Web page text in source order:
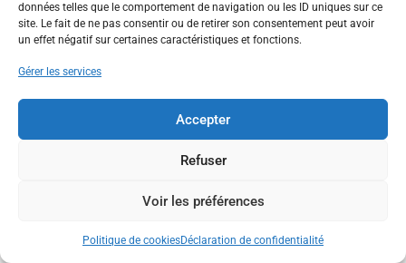
données telles que le comportement de navigation ou les ID uniques sur ce
site. Le fait de ne pas consentir ou de retirer son consentement peut avoir
un effet négatif sur certaines caractéristiques et fonctions.
Gérer les services
Accepter
Refuser
Voir les préférences
Politique de cookiesDéclaration de confidentialité